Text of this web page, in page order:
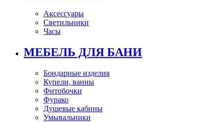
Аксессуары
Светильники
Часы
МЕБЕЛЬ ДЛЯ БАНИ
Бондарные изделия
Купели, ванны
Фитобочки
Фурако
Душевые кабины
Умывальники